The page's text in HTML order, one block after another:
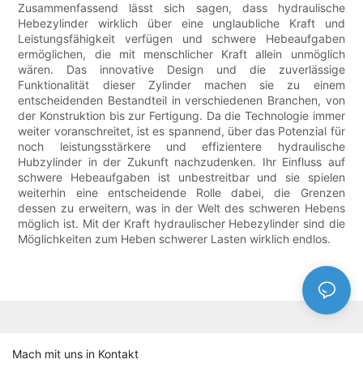
Zusammenfassend lässt sich sagen, dass hydraulische
Hebezylinder wirklich über eine unglaubliche Kraft und
Leistungsfähigkeit verfügen und schwere Hebeaufgaben
ermöglichen, die mit menschlicher Kraft allein unmöglich
wären. Das innovative Design und die zuverlässige
Funktionalität dieser Zylinder machen sie zu einem
entscheidenden Bestandteil in verschiedenen Branchen, von
der Konstruktion bis zur Fertigung. Da die Technologie immer
weiter voranschreitet, ist es spannend, über das Potenzial für
noch leistungsstärkere und effizientere hydraulische
Hubzylinder in der Zukunft nachzudenken. Ihr Einfluss auf
schwere Hebeaufgaben ist unbestreitbar und sie spielen
weiterhin eine entscheidende Rolle dabei, die Grenzen
dessen zu erweitern, was in der Welt des schweren Hebens
möglich ist. Mit der Kraft hydraulischer Hebezylinder sind die
Möglichkeiten zum Heben schwerer Lasten wirklich endlos.
Mach mit uns in Kontakt